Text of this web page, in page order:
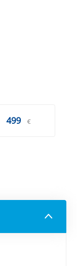
499 €